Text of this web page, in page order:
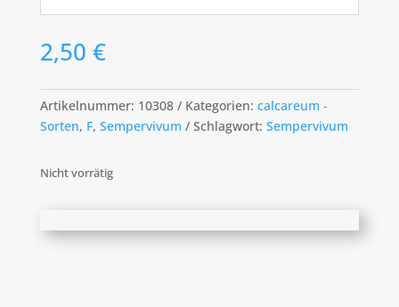
2,50 €
Artikelnummer: 10308 Kategorien: calcareum -
Sorten, F, Sempervivum Schlagwort: Sempervivum
Nicht vorrätig